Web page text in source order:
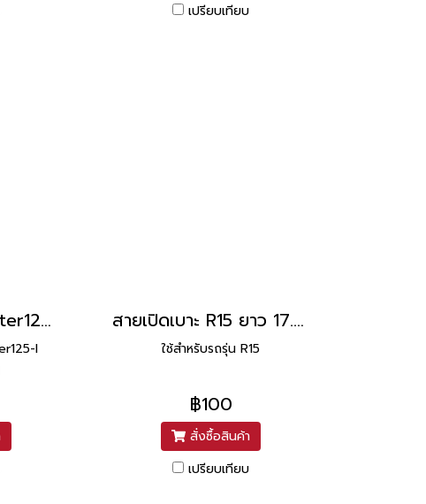
เปรียบเทียบ
สายเปิดเบาะ Shooter125-I Shooter 115-I ยาว 15.5 นิ้ว ยี่ห้อ UNF
I
สายเปิดเบาะ R15 ยาว 17.5 นิ้ว ยี่ห้อ UNF
ใช้สำหรับรถรุ่น R15
฿100
สั่งซื้อสินค้า
เปรียบเทียบ